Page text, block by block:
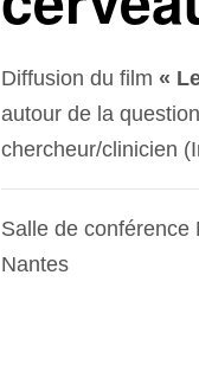
Diffusion du film «
autour de la
chercheur/clinicien
Salle de conférence
Nantes